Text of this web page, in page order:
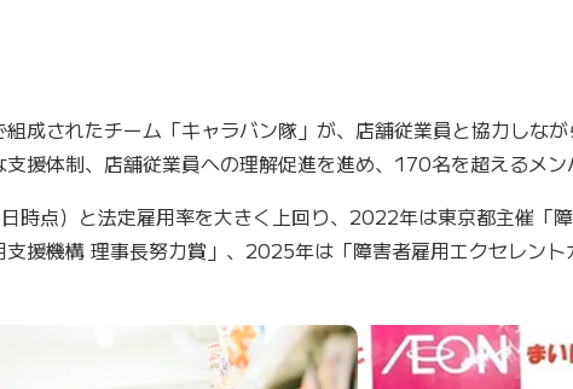
成されたチーム「キャラバン隊」が、店舗従業員と協力しな
援体制、店舗従業員への理解促進を進め、170名を超えるメン
点）と法定雇用率を大きく上回り、2022年は東京都主催「
援機構 理事長努力賞」、2025年は「障害者雇用エクセレント